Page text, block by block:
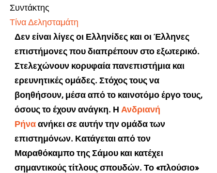
Συντάκτης
Τίνα Δελησταμάτη
Δεν είναι λίγες οι Ελληνίδες και οι Έλληνες
επιστήμονες που διαπρέπουν στο εξωτερικό.
Στελεχώνουν κορυφαία πανεπιστήμια και
ερευνητικές ομάδες. Στόχος τους να
βοηθήσουν, μέσα από το καινοτόμο έργο τους,
όσους το έχουν ανάγκη. Η Ανδριανή
Ρήναανήκει σε αυτήν την ομάδα των
επιστημόνων. Κατάγεται από τον
Μαραθόκαμπο της Σάμου και κατέχει
σημαντικούς τίτλους σπουδών. Το «πλούσιο»